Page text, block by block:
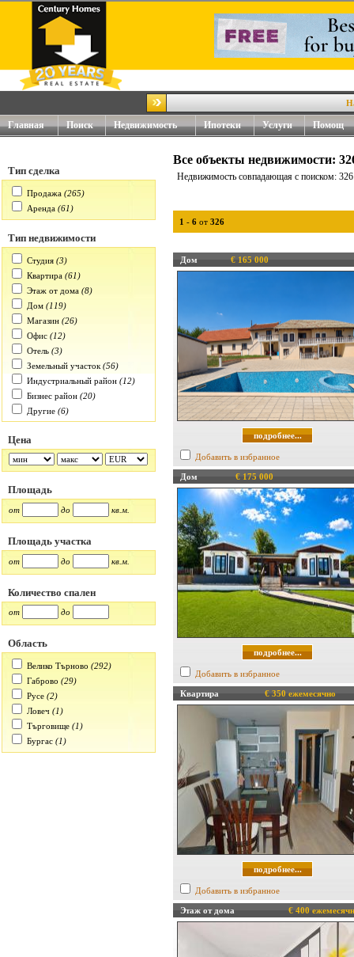
Наш
Главная Поиск Недвижимость Ипотеки Услуги Помощ
Тип сделка
Продажа (265)
Аренда (61)
Тип недвижимости
Студия (3)
Квартира (61)
Этаж от дома (8)
Дом (119)
Магазин (26)
Офис (12)
Отель (3)
Земельный участок (56)
Индустриальный район (12)
Бизнес район (20)
Другие (6)
Цена
Площадь
от до кв.м.
Площадь участка
от до кв.м.
Количество спален
от до
Область
Велико Търново (292)
Габрово (29)
Русе (2)
Ловеч (1)
Търговище (1)
Бургас (1)
Все объекты недвижимости:
Недвижимость совпадающая с поиском: 326
1 - 6 от 326
Дом € 165 000
подробнее...
Добавить в избранное
Дом € 175 000
подробнее...
Добавить в избранное
Квартира € 350 ежемесячно
подробнее...
Добавить в избранное
Этаж от дома € 400